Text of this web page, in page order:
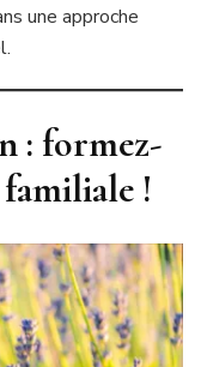
une approche
: formez-
!